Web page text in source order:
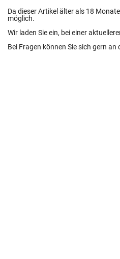
Da dieser Artikel älter als 18
möglich.
Wir laden Sie ein, bei einer
Bei Fragen können Sie sich gern